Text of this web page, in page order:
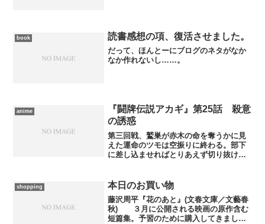
book 読書感想の項、復活させました。
だって、ほんとーにブログのネタがなか
なか作れないし……。
anime
『闘牌伝説アカギ』第25話 殺意
の誘惑
第三回戦、鷲巣が赤木の命を奪うかに見
えた運命のツモは空振りに終わる。部下
に差し込ませればとりあえず切り抜けら
窮地にいたかに見えた赤木の突破口とな
る…… 約束通りとはい...
shopping 本日のお買い物
藤沢周平『花のあと』(文春文庫／文藝春
秋) ３月に公開される映画の原作含む
短篇集。予習のために購入してきまし